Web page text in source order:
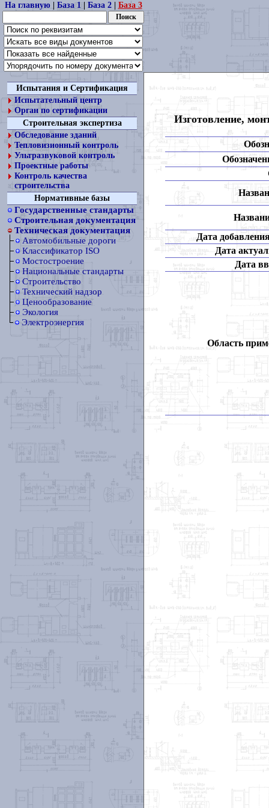
На главную| База 1| База 2| База 3
Испытания и Сертификация
Испытательный центр
Орган по сертификации
Строительная экспертиза
Обследование зданий
Тепловизионный контроль
Ультразвуковой контроль
Проектные работы
Контроль качества
строительства
Нормативные базы
Государственные стандарты
Строительная документация
Техническая документация
Автомобильные дороги
Классификатор ISO
Мостостроение
Национальные стандарты
Строительство
Технический надзор
Ценообразование
Экология
Электроэнергия
Изготовление,
Дата
Дата
Дата
Область